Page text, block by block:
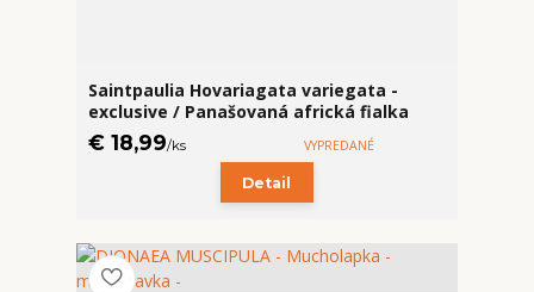
Saintpaulia Hovariagata variegata -
exclusive / Panašovaná africká fialka
€ 18,99/ks VYPREDANÉ
Detail